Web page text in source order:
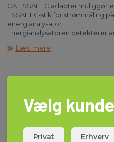
CA ESSAILEC adapter muliggør
ESSAILEC-stik for strømmåling
energianalysator.
Energianalysatoren detekterer
Læs mere
Vælg
Privat Erhverv